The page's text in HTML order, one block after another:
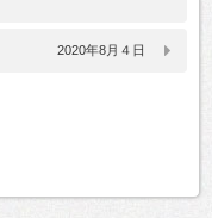
2020年8月４日